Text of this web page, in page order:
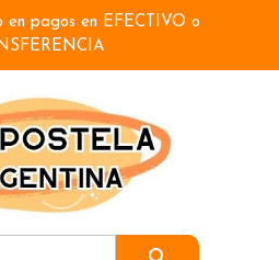
en pagos en EFECTIVO o